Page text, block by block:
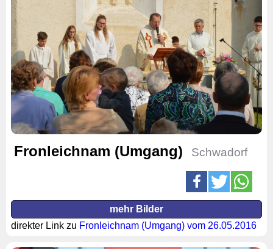
Fronleichnam (Umgang) Schwadorf
mehr Bilder
direkter Link zu Fronleichnam (Umgang) vom 26.05.2016